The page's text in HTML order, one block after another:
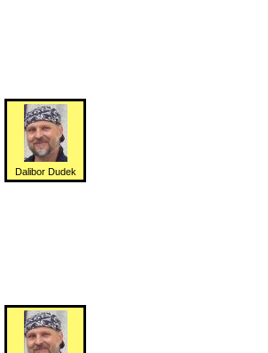
Dalibor Dudek